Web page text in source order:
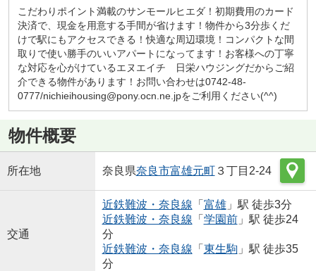
こだわりポイント満載のサンモールヒエダ！初期費用のカード
決済で、現金を用意する手間が省けます！物件から3分歩くだ
けで駅にもアクセスできる！快適な周辺環境！コンパクトな間
取りで使い勝手のいいアパートになってます！お客様への丁寧
な対応を心がけているエヌエイチ 日栄ハウジングだからご紹
介できる物件があります！お問い合わせは0742-48-
0777/nichieihousing@pony.ocn.ne.jpをご利用ください(^^)
物件概要
所在地 奈良県奈良市富雄元町３丁目2-24
交通
近鉄難波・奈良線 「 富雄」駅 徒歩3分
近鉄難波・奈良線 「 学園前」駅 徒歩24
分
近鉄難波・奈良線 「 東生駒」駅 徒歩35
分